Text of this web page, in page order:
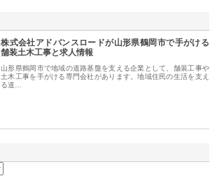
株式会社アドバンスロードが山形県鶴岡市で手がける
舗装土木工事と求人情報
山形県鶴岡市で地域の道路基盤を支える企業として、舗装工事や
土木工事を手がける専門会社があります。地域住民の生活を支え
る道…